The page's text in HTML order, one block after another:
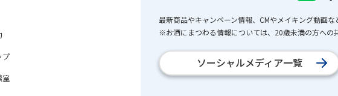
プ
室
最新商品やキャンペーン情報、CMやメイキング動画な
※お酒にまつわる情報については、20歳未満の方への
ソーシャルメディア一覧